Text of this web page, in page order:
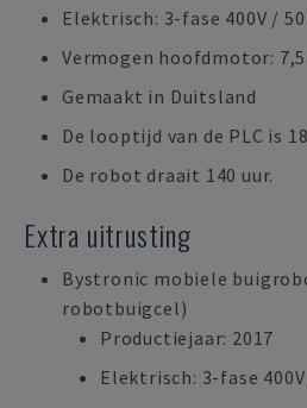
Elektrisch: 3-fase 400V / 50
Vermogen hoofdmotor: 7,5
Gemaakt in Duitsland
De looptijd van de PLC is
De robot draait 140 uur.
Extra uitrusting
Bystronic mobiele
robotbuigcel)
Productiejaar: 2017
Elektrisch: 3-fase